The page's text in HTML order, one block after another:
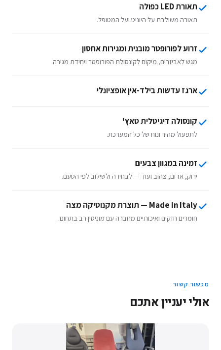
תאורת LED כפולה
תאורה משולבת על היוניט ועל המטופל.
זרוע לפורופטר מובנית ומגירות אחסון
מגש לאביזרים, מיקום לקונסולת הפורופטר ויחידת מגירה.
ארגז עדשות בילד-אין אופציונלי
קונסולה דיגיטלית טאץ'
לתפעול מהיר ונוח של כל המערכת.
זמינה במגוון צבעים
ירוק, אדום, צהוב ועוד — לבחירה ולשילוב לפי הטעם.
Made in Italy — תוצרת מקנוטיקה מצה
חומרים חזקים ואיכותיים מחברה עם מוניטין רב בתחום.
מכשור קשור
אולי יעניין אתכם